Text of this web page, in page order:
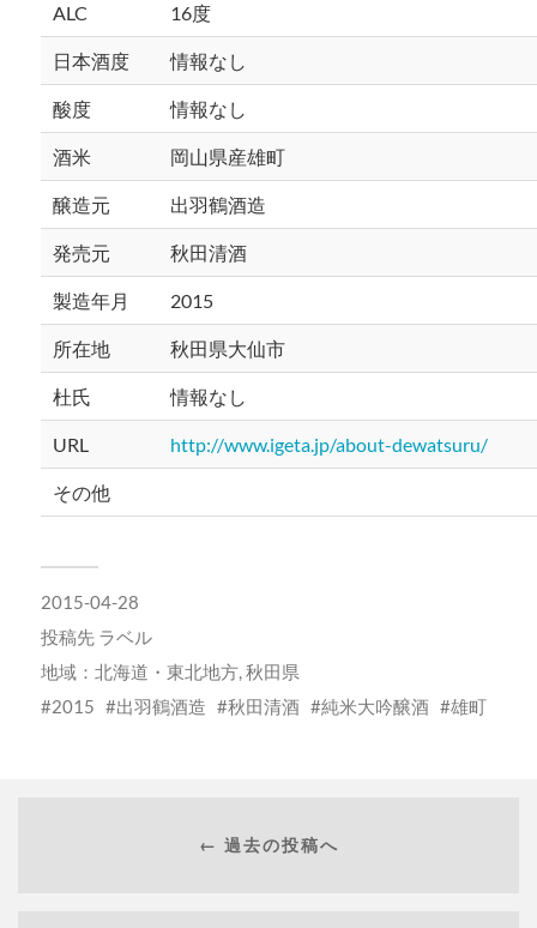
ALC 16度
日本酒度 情報なし
酸度 情報なし
酒米 岡山県産雄町
醸造元 出羽鶴酒造
発売元 秋田清酒
製造年月 2015
所在地 秋田県大仙市
杜氏 情報なし
URL http://www.igeta.jp/about-dewatsuru/
その他
2015-04-28
投稿先 ラベル
地域： 北海道・東北地方,秋田県
2015
出羽鶴酒造 秋田清酒 純米大吟醸酒 雄町
← 過去の投稿へ